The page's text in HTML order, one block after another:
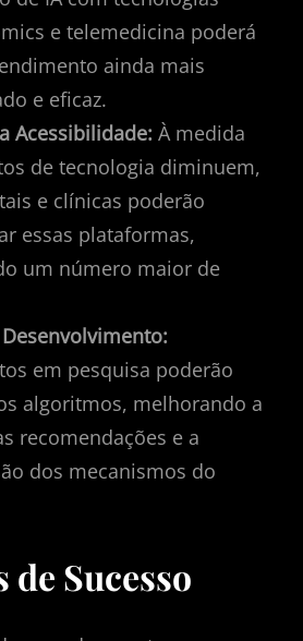
e telemedicina poderá
ainda mais
e eficaz.
Acessibilidade: À medida
de tecnologia diminuem,
e clínicas poderão
essas plataformas,
um número maior de
em pesquisa poderão
algoritmos, melhorando a
recomendações e a
dos mecanismos do
de Sucesso